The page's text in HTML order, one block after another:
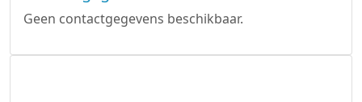
Geen contactgegevens beschikbaar.